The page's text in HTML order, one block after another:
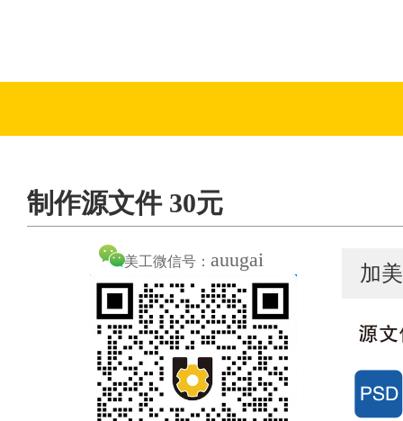
制作源文件 30元
美工微信号： auugai
加